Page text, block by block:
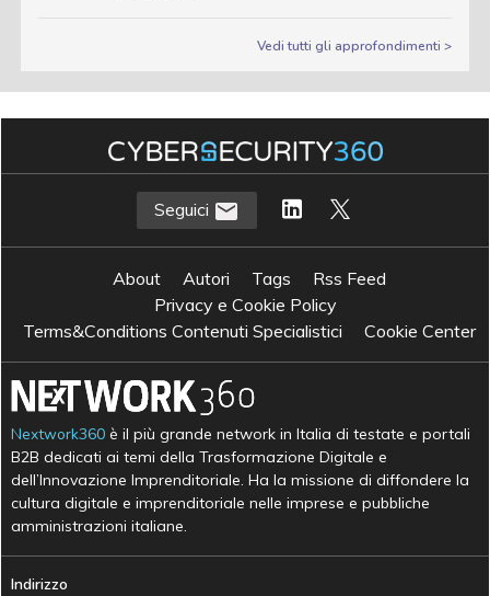
Vedi tutti gli approfondimenti >
Seguici
About Autori Tags
Rss Feed
Privacy e Cookie Policy
Terms&Conditions Contenuti Specialistici
Cookie Center
Nextwork360 è il più grande network in Italia di testate e portali
B2B dedicati ai temi della Trasformazione Digitale e
dell’Innovazione Imprenditoriale. Ha la missione di diffondere la
cultura digitale e imprenditoriale nelle imprese e pubbliche
amministrazioni italiane.
Indirizzo